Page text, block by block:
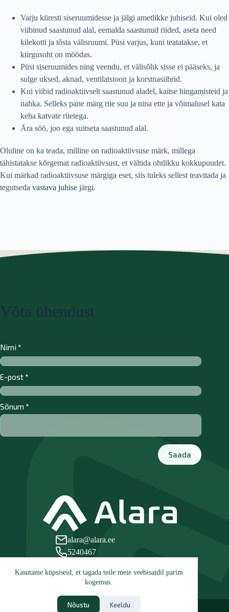
Kasutame küpsiseid, et tagada teile meie veebisaidil parim
kogemus.
Nõustu Keeldu
Varju kiiresti siseruumidesse ja jälgi ametlikke juhiseid. Kui oled
viibinud saastunud alal, eemalda saastunud riided, aseta need
kilekotti ja tõsta välisruumi. Püsi varjus, kuni teatatakse, et
kiirgusoht on möödas.
Püsi siseruumides ning veendu, et välisõhk sisse ei pääseks, ja
sulge uksed, aknad, ventilatsioon ja korstnasiibrid.
Kui viibid radioaktiivselt saastunud aladel, kaitse hingamisteid ja
nahka. Selleks pane märg riie suu ja nina ette ja võimalusel kata
keha katvate riietega.
Ära söö, joo ega suitseta saastunud alal.
Oluline on ka teada, milline on radioaktiivsuse märk, millega
tähistatakse kõrgemat radioaktiivsust, et vältida ohtlikku kokkupuudet.
Kui märkad radioaktiivsuse märgiga eset, siis tuleks sellest teavitada ja
tegutseda vastava juhise järgi.
Võta ühendust
Nimi *
E-post*
Sõnum *
Saada
alara@alara.ee
5240467
AS ALARA · Leetse tee 21, 76806 Paldiski · Registrikood